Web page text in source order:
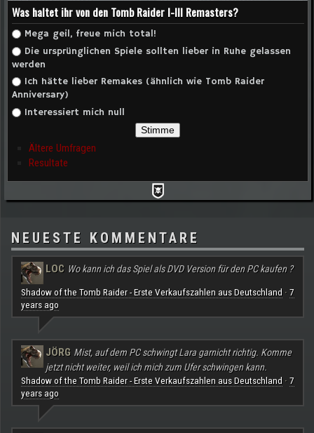
Was haltet ihr von den Tomb Raider I-III Remasters?
Auswahlmöglichkeiten
Mega geil, freue mich total!
Die ursprünglichen Spiele sollten lieber in Ruhe gelassen
werden
Ich hätte lieber Remakes (ähnlich wie Tomb Raider
Anniversary)
Interessiert mich null
Ältere Umfragen
Resultate
NEUESTE KOMMENTARE
LOC Wo kann ich das Spiel als DVD Version für den PC kaufen ?
Shadow of the Tomb Raider - Erste Verkaufszahlen aus Deutschland · 7
years ago
JÖRG Mist, auf dem PC schwingt Lara garnicht richtig. Komme
jetzt nicht weiter, weil ich mich zum Ufer schwingen kann.
Shadow of the Tomb Raider - Erste Verkaufszahlen aus Deutschland · 7
years ago